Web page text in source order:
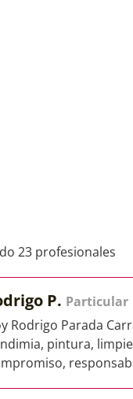
23 profesionales
P. Particular
Rodrigo Parada
pintura,